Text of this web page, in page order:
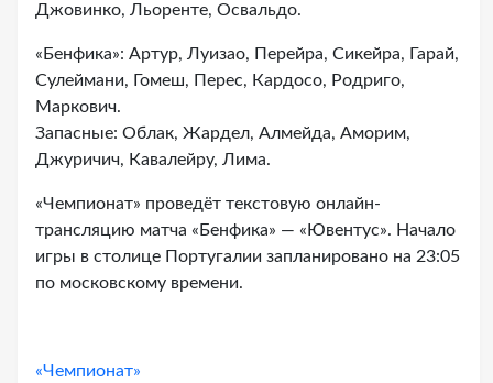
Джовинко, Льоренте, Освальдо.
«Бенфика»: Артур, Луизао, Перейра, Сикейра, Гарай,
Сулеймани, Гомеш, Перес, Кардосо, Родриго,
Маркович.
Запасные: Облак, Жардел, Алмейда, Аморим,
Джуричич, Кавалейру, Лима.
«Чемпионат» проведёт текстовую онлайн-
трансляцию матча «Бенфика» — «Ювентус». Начало
игры в столице Португалии запланировано на 23:05
по московскому времени.
«Чемпионат»